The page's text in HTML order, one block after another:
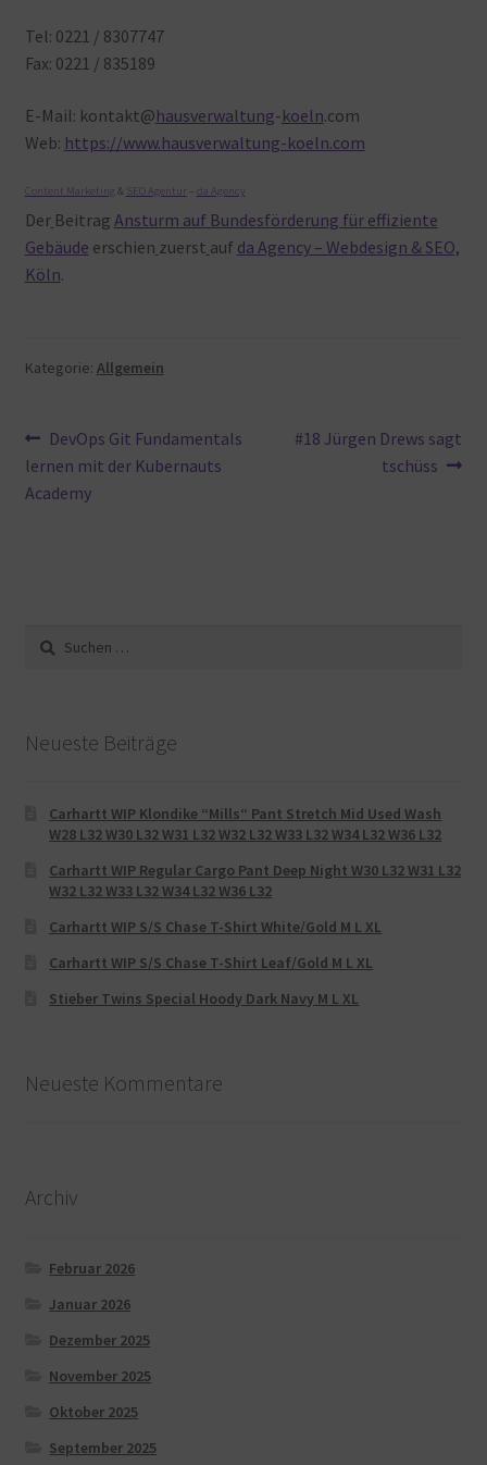
Tel: 0221 / 8307747
Fax: 0221 / 835189
E-Mail: kontakt@hausverwaltung-koeln.com
Web: https://www.hausverwaltung-koeln.com
Content Marketing & SEO Agentur da Agency
Der Beitrag Ansturm auf Bundesförderung für effiziente
Gebäude erschien zuerst auf da Agency – Webdesign & SEO,
Köln.
Kategorie: Allgemein
Beitragsnavigation
Vorheriger
Beitrag:
DevOps Git Fundamentals
lernen mit der Kubernauts
Academy
Nächster
#18 Jürgen Drews sagt
tschüss
Suche
nach:
Neueste Beiträge
Carhartt WIP Klondike “Mills“ Pant Stretch Mid Used Wash
W28 L32 W30 L32 W31 L32 W32 L32 W33 L32 W34 L32 W36 L32
Carhartt WIP Regular Cargo Pant Deep Night W30 L32 W31 L32
W32 L32 W33 L32 W34 L32 W36 L32
Carhartt WIP S/S Chase T-Shirt White/Gold M L XL
Carhartt WIP S/S Chase T-Shirt Leaf/Gold M L XL
Stieber Twins Special Hoody Dark Navy M L XL
Neueste Kommentare
Archiv
Februar 2026
Januar 2026
Dezember 2025
November 2025
Oktober 2025
September 2025